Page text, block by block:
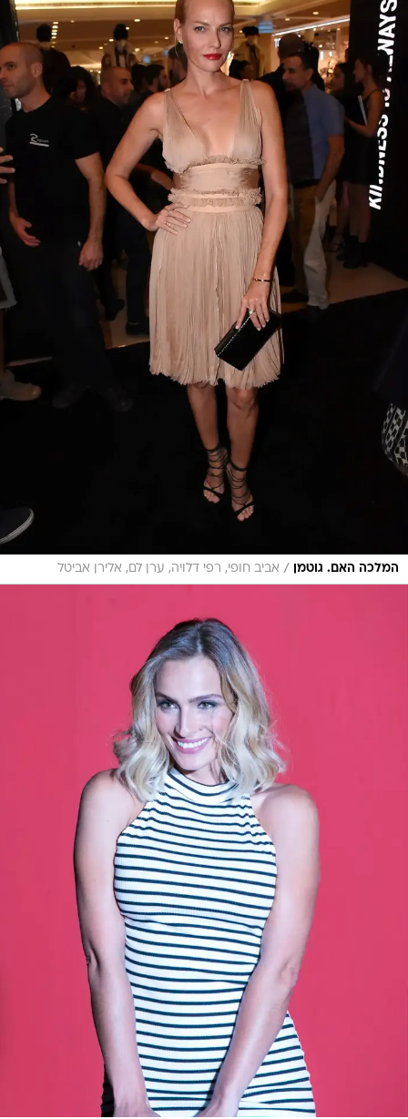
המלכה האם. גוטמן / אביב חופי, רפי דלויה, ערן לם, אלירן אביטל